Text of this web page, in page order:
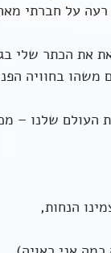
על חברתי
את הכתר שלי
בחוויה
העולם שלנו –
הנחות,